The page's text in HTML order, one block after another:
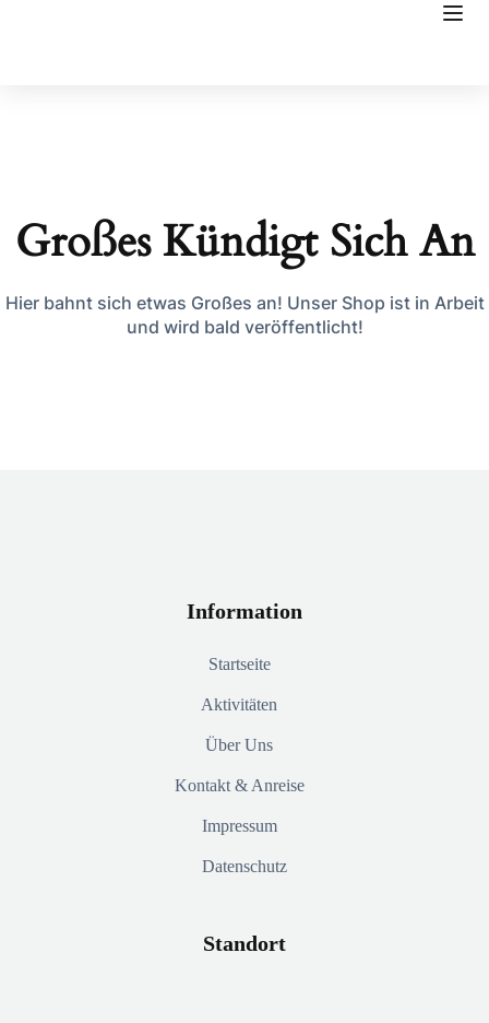
Großes Kündigt Sich An
Hier bahnt sich etwas Großes an! Unser Shop ist in Arbeit
und wird bald veröffentlicht!
Information
Startseite
Aktivitäten
Über Uns
Kontakt & Anreise
Impressum
Datenschutz
Standort